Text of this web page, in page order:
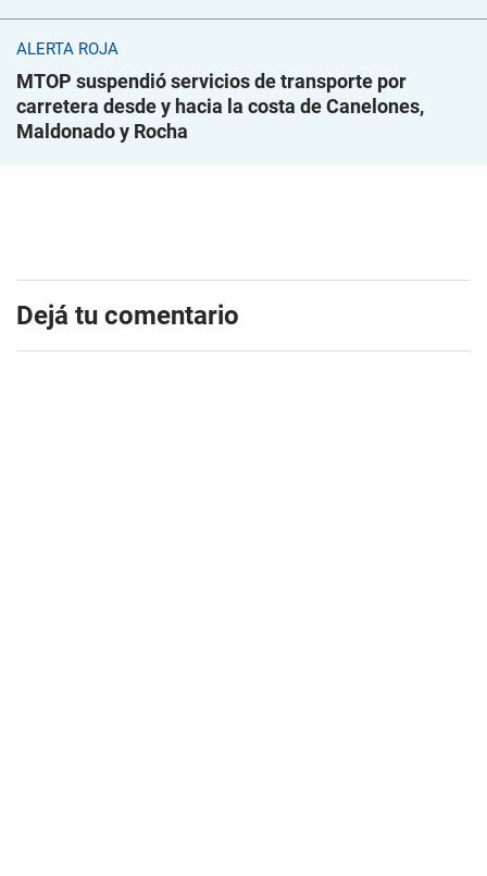
ALERTA ROJA
MTOP suspendió servicios de transporte por
carretera desde y hacia la costa de Canelones,
Maldonado y Rocha
Dejá tu comentario